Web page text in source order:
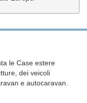
le Case estere
dei veicoli
e autocaravan.